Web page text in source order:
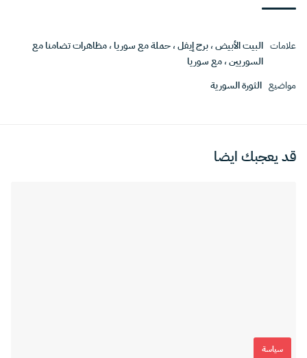
علامات البيت الأبيض،برج إيفل،حملة مع سوريا،مظاهرات تضامنا مع
السوريين،مع سوريا
مواضيع الثورة السورية
قد يعجبك ايضا
سياسة